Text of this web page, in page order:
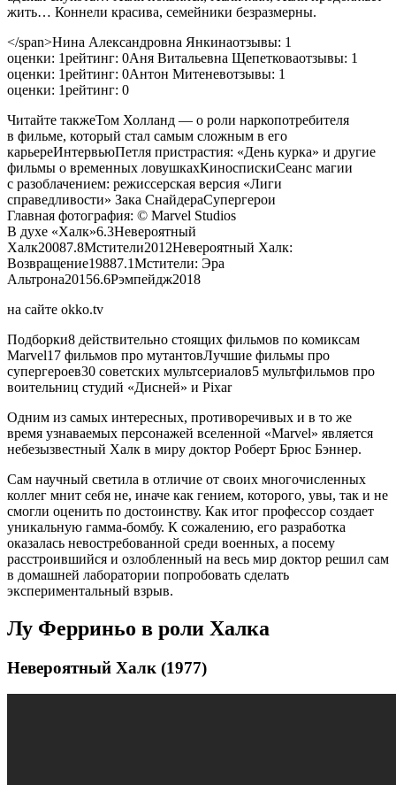
жить… Коннели красива, семейники безразмерны.
</span>Нина Александровна Янкинаотзывы: 1
оценки: 1рейтинг: 0Аня Витальевна Щепетковаотзывы: 1
оценки: 1рейтинг: 0Антон Митеневотзывы: 1
оценки: 1рейтинг: 0
Читайте такжеТом Холланд — о роли наркопотребителя
в фильме, который стал самым сложным в его
карьереИнтервьюПетля пристрастия: «День курка» и другие
фильмы о временных ловушкахКиноспискиСеанс магии
с разоблачением: режиссерская версия «Лиги
справедливости» Зака СнайдераСупергерои
Главная фотография: © Marvel Studios
В духе «Халк»6.3Невероятный
Халк20087.8Мстители2012Невероятный Халк:
Возвращение19887.1Мстители: Эра
Альтрона20156.6Рэмпейдж2018
на сайте okko.tv
Подборки8 действительно стоящих фильмов по комиксам
Marvel17 фильмов про мутантовЛучшие фильмы про
супергероев30 советских мультсериалов5 мультфильмов про
воительниц студий «Дисней» и Pixar
Одним из самых интересных, противоречивых и в то же
время узнаваемых персонажей вселенной «Marvel» является
небезызвестный Халк в миру доктор Роберт Брюс Бэннер.
Сам научный светила в отличие от своих многочисленных
коллег мнит себя не, иначе как гением, которого, увы, так и не
смогли оценить по достоинству. Как итог профессор создает
уникальную гамма-бомбу. К сожалению, его разработка
оказалась невостребованной среди военных, а посему
расстроившийся и озлобленный на весь мир доктор решил сам
в домашней лаборатории попробовать сделать
экспериментальный взрыв.
Лу Ферриньо в роли Халка
Невероятный Халк (1977)